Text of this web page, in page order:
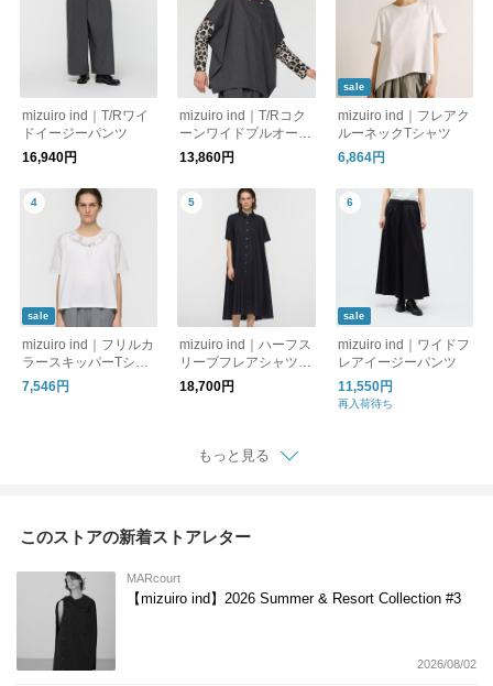
mizuiro ind｜T/Rワイ
ドイージーパンツ
16,940円
mizuiro ind｜T/Rコク
ーンワイドプルオーバ
ー
13,860円
sale
mizuiro ind｜フレアク
ルーネックTシャツ
6,864円
sale
mizuiro ind｜フリルカ
ラースキッパーTシャ
ツ
7,546円
mizuiro ind｜ハーフス
リーブフレアシャツワ
ンピース
18,700円
sale
mizuiro ind｜ワイドフ
レアイージーパンツ
11,550円
再入荷待ち
もっと見る
このストアの新着ストアレター
MARcourt
【mizuiro ind】2026 Summer & Resort Collection #3
2026/08/02